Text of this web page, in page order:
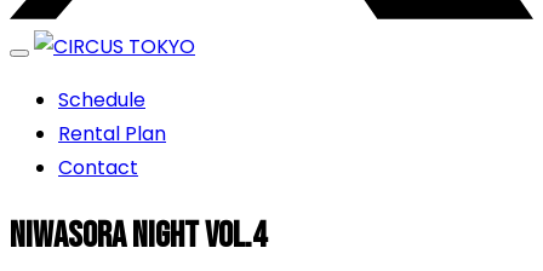
CIRCUS TOKYO
エンターテイメントスペース
Schedule
Rental Plan
Contact
Niwasora Night vol.4